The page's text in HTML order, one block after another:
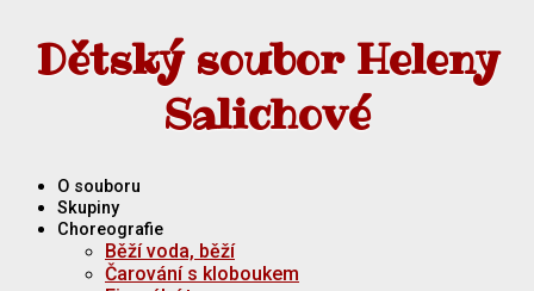
Dětský soubor Heleny
Salichové
O souboru
Skupiny
Choreografie
Běží voda, běží
Čarování s kloboukem